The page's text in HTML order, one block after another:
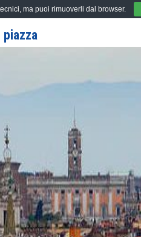
piazza
ma puoi rimuoverli dal browser.